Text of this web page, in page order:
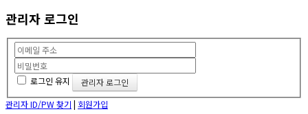
관리자 로그인
로그인 유지
관리자 ID/PW 찾기 | 회원가입